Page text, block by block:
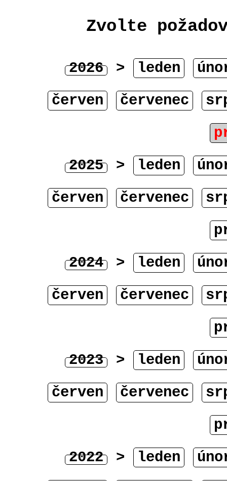
Zvolte
2026 > leden
červen
červenec
2025 > leden
červen
červenec
2024 > leden
červen
červenec
2023 > leden
červen
červenec
2022 > leden